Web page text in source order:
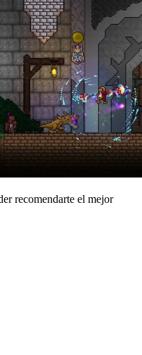
recomendarte el mejor